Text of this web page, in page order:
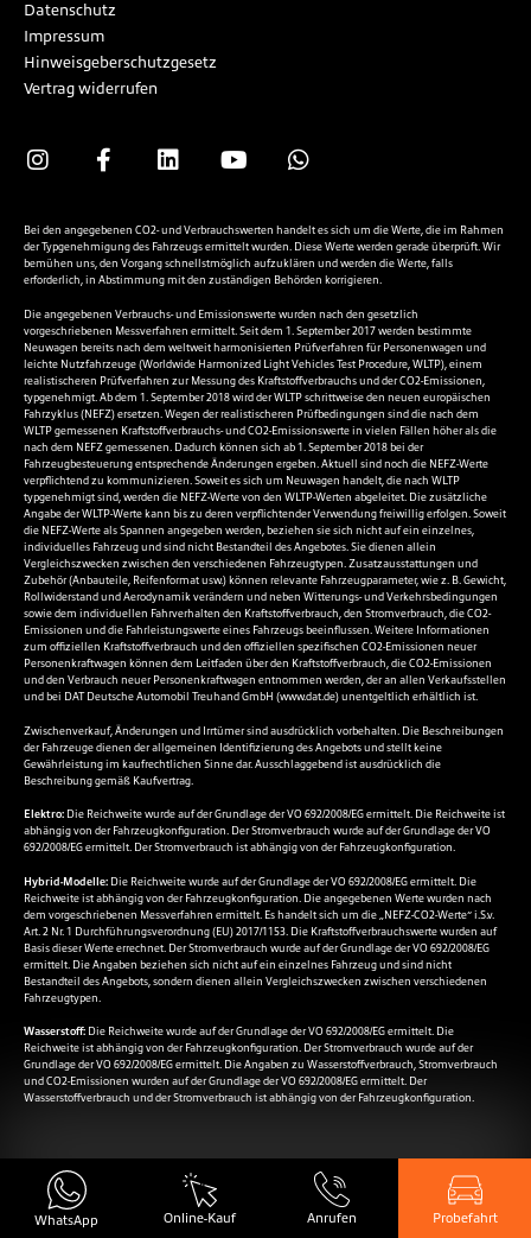
WhatsApp Online-Kauf Anrufen Probefahrt
Datenschutz
Impressum
Hinweisgeberschutzgesetz
Vertrag widerrufen
Bei den angegebenen CO2- und Verbrauchswerten handelt es sich um die Werte, die im Rahmen
der Typgenehmigung des Fahrzeugs ermittelt wurden. Diese Werte werden gerade überprüft. Wir
bemühen uns, den Vorgang schnellstmöglich aufzuklären und werden die Werte, falls
erforderlich, in Abstimmung mit den zuständigen Behörden korrigieren.
Die angegebenen Verbrauchs- und Emissionswerte wurden nach den gesetzlich
vorgeschriebenen Messverfahren ermittelt. Seit dem 1. September 2017 werden bestimmte
Neuwagen bereits nach dem weltweit harmonisierten Prüfverfahren für Personenwagen und
leichte Nutzfahrzeuge (Worldwide Harmonized Light Vehicles Test Procedure, WLTP), einem
realistischeren Prüfverfahren zur Messung des Kraftstoffverbrauchs und der CO2-Emissionen,
typgenehmigt. Ab dem 1. September 2018 wird der WLTP schrittweise den neuen europäischen
Fahrzyklus (NEFZ) ersetzen. Wegen der realistischeren Prüfbedingungen sind die nach dem
WLTP gemessenen Kraftstoffverbrauchs- und CO2-Emissionswerte in vielen Fällen höher als die
nach dem NEFZ gemessenen. Dadurch können sich ab 1. September 2018 bei der
Fahrzeugbesteuerung entsprechende Änderungen ergeben. Aktuell sind noch die NEFZ-Werte
verpflichtend zu kommunizieren. Soweit es sich um Neuwagen handelt, die nach WLTP
typgenehmigt sind, werden die NEFZ-Werte von den WLTP-Werten abgeleitet. Die zusätzliche
Angabe der WLTP-Werte kann bis zu deren verpflichtender Verwendung freiwillig erfolgen. Soweit
die NEFZ-Werte als Spannen angegeben werden, beziehen sie sich nicht auf ein einzelnes,
individuelles Fahrzeug und sind nicht Bestandteil des Angebotes. Sie dienen allein
Vergleichszwecken zwischen den verschiedenen Fahrzeugtypen. Zusatzausstattungen und
Zubehör (Anbauteile, Reifenformat usw.) können relevante Fahrzeugparameter, wie z. B. Gewicht,
Rollwiderstand und Aerodynamik verändern und neben Witterungs- und Verkehrsbedingungen
sowie dem individuellen Fahrverhalten den Kraftstoffverbrauch, den Stromverbrauch, die CO2-
Emissionen und die Fahrleistungswerte eines Fahrzeugs beeinflussen. Weitere Informationen
zum offiziellen Kraftstoffverbrauch und den offiziellen spezifischen CO2-Emissionen neuer
Personenkraftwagen können dem Leitfaden über den Kraftstoffverbrauch, die CO2-Emissionen
und den Verbrauch neuer Personenkraftwagen entnommen werden, der an allen Verkaufsstellen
und bei DAT Deutsche Automobil Treuhand GmbH (www.dat.de) unentgeltlich erhältlich ist.
Zwischenverkauf, Änderungen und Irrtümer sind ausdrücklich vorbehalten. Die Beschreibungen
der Fahrzeuge dienen der allgemeinen Identifizierung des Angebots und stellt keine
Gewährleistung im kaufrechtlichen Sinne dar. Ausschlaggebend ist ausdrücklich die
Beschreibung gemäß Kaufvertrag.
Elektro: Die Reichweite wurde auf der Grundlage der VO 692/2008/EG ermittelt. Die Reichweite ist
abhängig von der Fahrzeugkonfiguration. Der Stromverbrauch wurde auf der Grundlage der VO
692/2008/EG ermittelt. Der Stromverbrauch ist abhängig von der Fahrzeugkonfiguration.
Hybrid-Modelle: Die Reichweite wurde auf der Grundlage der VO 692/2008/EG ermittelt. Die
Reichweite ist abhängig von der Fahrzeugkonfiguration. Die angegebenen Werte wurden nach
dem vorgeschriebenen Messverfahren ermittelt. Es handelt sich um die „NEFZ-CO2-Werte“ i.S.v.
Art. 2 Nr. 1 Durchführungsverordnung (EU) 2017/1153. Die Kraftstoffverbrauchswerte wurden auf
Basis dieser Werte errechnet. Der Stromverbrauch wurde auf der Grundlage der VO 692/2008/EG
ermittelt. Die Angaben beziehen sich nicht auf ein einzelnes Fahrzeug und sind nicht
Bestandteil des Angebots, sondern dienen allein Vergleichszwecken zwischen verschiedenen
Fahrzeugtypen.
Wasserstoff: Die Reichweite wurde auf der Grundlage der VO 692/2008/EG ermittelt. Die
Reichweite ist abhängig von der Fahrzeugkonfiguration. Der Stromverbrauch wurde auf der
Grundlage der VO 692/2008/EG ermittelt. Die Angaben zu Wasserstoffverbrauch, Stromverbrauch
und CO2-Emissionen wurden auf der Grundlage der VO 692/2008/EG ermittelt. Der
Wasserstoffverbrauch und der Stromverbrauch ist abhängig von der Fahrzeugkonfiguration.